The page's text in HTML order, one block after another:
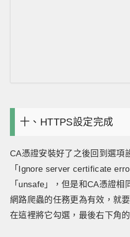
十、HTTPS設定完成
CA憑證安裝好了之後回到選項
「Ignore server certificate
「unsafe」，但是和CA憑證
網路爬蟲的任務更為有效，就
在這裡將它勾選，最後右下角